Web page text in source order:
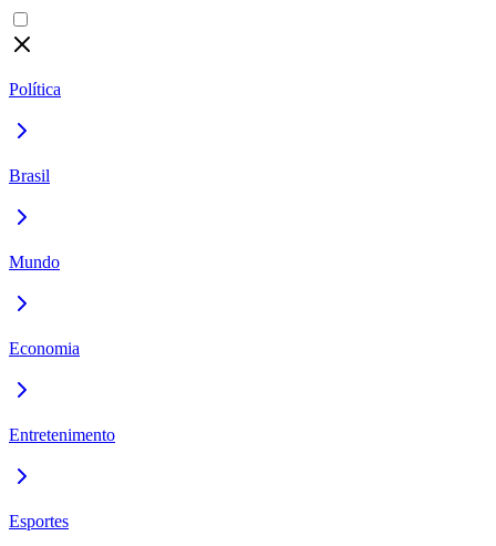
Política
Brasil
Mundo
Economia
Entretenimento
Esportes